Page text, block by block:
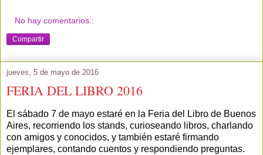
No hay comentarios.:
Compartir
jueves, 5 de mayo de 2016
FERIA DEL LIBRO 2016
El sábado 7 de mayo estaré en la Feria del Libro de Buenos
Aires, recorriendo los stands, curioseando libros, charlando
con amigos y conocidos, y también estaré firmando
ejemplares, contando cuentos y respondiendo preguntas.